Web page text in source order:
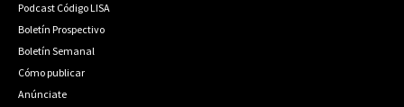
Podcast Código LISA
Boletín Prospectivo
Boletín Semanal
Cómo publicar
Anúnciate